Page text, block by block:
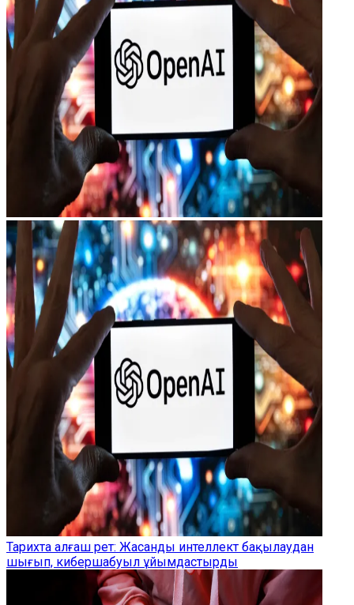
Тарихта алғаш рет: Жасанды интеллект бақылаудан
шығып, кибершабуыл ұйымдастырды